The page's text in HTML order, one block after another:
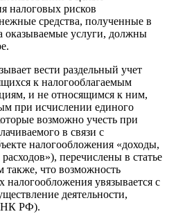
налоговых рисков
средства, полученные в
оказываемые услуги, должны
вести раздельный учет
к налогооблагаемым
и не относящимся к ним,
при исчислении единого
возможно учесть при
в связи с
налогообложения «доходы,
перечислены в статье
что возможность
налогообложения увязывается с
деятельности,
НК РФ).